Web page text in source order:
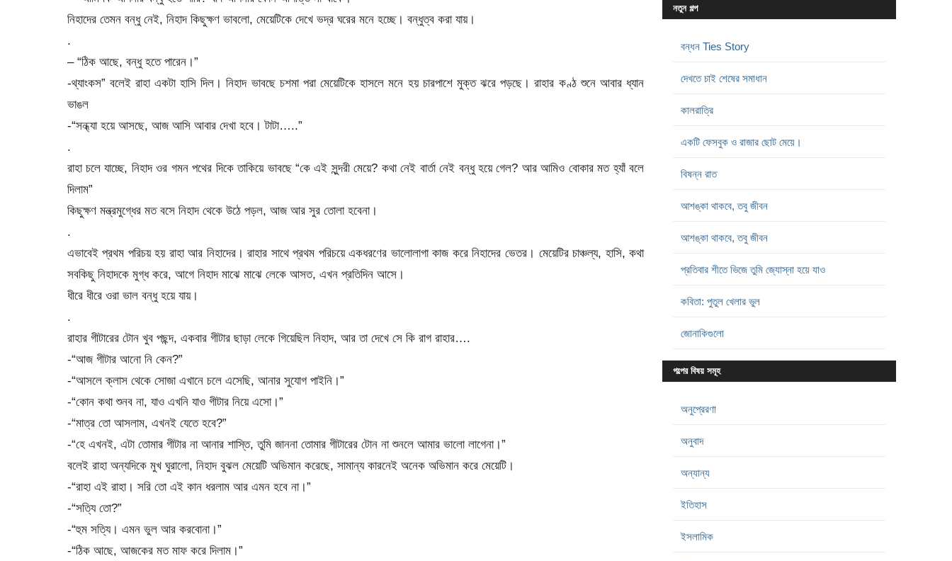
নিহাদের তেমন বন্ধু নেই, নিহাদ কিছুক্ষণ ভাবলো, মেয়েটিকে দেখে ভদ্র ঘরের মনে হচ্ছে। বন্ধুত্ব করা যায়।
.
– “ঠিক আছে, বন্ধু হতে পারেন।”
-থ্যাংকস” বলেই রাহা একটা হাসি দিল। নিহাদ ভাবছে চশমা পরা মেয়েটিকে হাসলে মনে হয় চারপাশে মুক্ত ঝরে পড়ছে। রাহার কণ্ঠ শুনে আবার ধ্যান
ভাঙল
-“সন্ধ্যা হয়ে আসছে, আজ আসি আবার দেখা হবে। টাটা…..”
.
রাহা চলে যাচ্ছে, নিহাদ ওর গমন পথের দিকে তাকিয়ে ভাবছে “কে এই সুন্দরী মেয়ে? কথা নেই বার্তা নেই বন্ধু হয়ে গেল? আর আমিও বোকার মত হ্যাঁ বলে
দিলাম”
কিছুক্ষণ মন্ত্রমুগ্ধের মত বসে নিহাদ থেকে উঠে পড়ল, আজ আর সুর তোলা হবেনা।
.
এভাবেই প্রথম পরিচয় হয় রাহা আর নিহাদের। রাহার সাথে প্রথম পরিচয়ে একধরণের ভালোলাগা কাজ করে নিহাদের ভেতর। মেয়েটির চাঞ্চল্য, হাসি, কথা
সবকিছু নিহাদকে মুগ্ধ করে, আগে নিহাদ মাঝে মাঝে লেকে আসত, এখন প্রতিদিন আসে।
ধীরে ধীরে ওরা ভাল বন্ধু হয়ে যায়।
.
রাহার গীটারের টোন খুব পছন্দ, একবার গীটার ছাড়া লেকে গিয়েছিল নিহাদ, আর তা দেখে সে কি রাগ রাহার….
-“আজ গীটার আনো নি কেন?”
-“আসলে ক্লাস থেকে সোজা এখানে চলে এসেছি, আনার সুযোগ পাইনি।”
-“কোন কথা শুনব না, যাও এখনি যাও গীটার নিয়ে এসো।”
-“মাত্র তো আসলাম, এখনই যেতে হবে?”
-“হে এখনই, এটা তোমার গীটার না আনার শাস্তি, তুমি জাননা তোমার গীটারের টোন না শুনলে আমার ভালো লাগেনা।”
বলেই রাহা অন্যদিকে মুখ ঘুরালো, নিহাদ বুঝল মেয়েটি অভিমান করেছে, সামান্য কারনেই অনেক অভিমান করে মেয়েটি।
-“রাহা এই রাহা। সরি তো এই কান ধরলাম আর এমন হবে না।”
-“সত্যি তো?”
-“হুম সত্যি। এমন ভুল আর করবোনা।”
-“ঠিক আছে, আজকের মত মাফ করে দিলাম।”
নতুন গল্প
বন্ধন Ties Story
দেখতে চাই শেষের সমাধান
কালরাত্রি
একটি ফেসবুক ও রাজার ছোট মেয়ে।
বিষন্ন রাত
আশঙ্কা থাকবে, তবু জীবন
আশঙ্কা থাকবে, তবু জীবন
প্রতিবার শীতে ভিজে তুমি জ্যোস্না হয়ে যাও
কবিতা: পুতুল খেলার ভুল
জোনাকিগুলো
গল্পের বিষয় সমূহ
অনুপ্রেরণা
অনুবাদ
অন্যান্য
ইতিহাস
ইসলামিক